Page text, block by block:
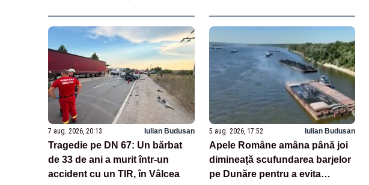
7 aug. 2026, 20:13 Iulian Budusan
Tragedie pe DN 67: Un bărbat
de 33 de ani a murit într-un
accident cu un TIR, în Vâlcea
5 aug. 2026, 17:52 Iulian Budusan
Apele Române amâna până joi
dimineață scufundarea barjelor
pe Dunăre pentru a evita